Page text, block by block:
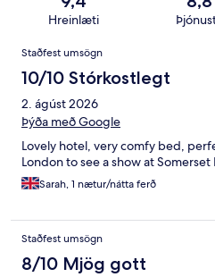
Hreinlæti
Umsagnir
Staðfest umsögn
10/10 Stórkostlegt
2. ágúst 2026
Þýða með Google
Lovely hotel, very comfy bed,
London to see a show at Somerset
Sarah, 1 nætur/nátta ferð
Staðfest umsögn
8/10 Mjög gott